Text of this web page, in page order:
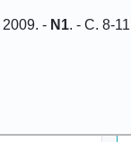
2009. - N1. - С. 8-11